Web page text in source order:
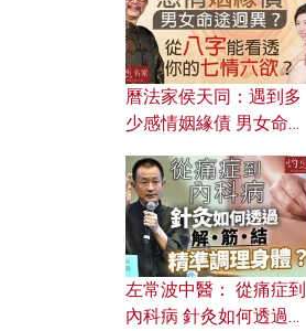
曆法家侯天同：遇到多
少感情姻緣債 男女命途
的七情六欲？
左常波中醫： 從痛症到
內科病 針灸如何透過解